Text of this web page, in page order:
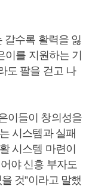
갈수록 활력을 잃
이를 지원하는 기
도 팔을 걷고 나
이들이 창의성을
시스템과 실패
시스템 마련이
야 신흥 부자도
것”이라고 말했